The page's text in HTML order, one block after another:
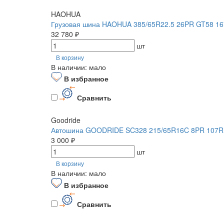
HAOHUA
Грузовая шина HAOHUA 385/65R22.5 26PR GT58
32 780 ₽
шт
В корзину
В наличии: мало
В избранное
Сравнить
Goodride
Автошина GOODRIDE SC328 215/65R16C 8PR
3 000 ₽
шт
В корзину
В наличии: мало
В избранное
Сравнить